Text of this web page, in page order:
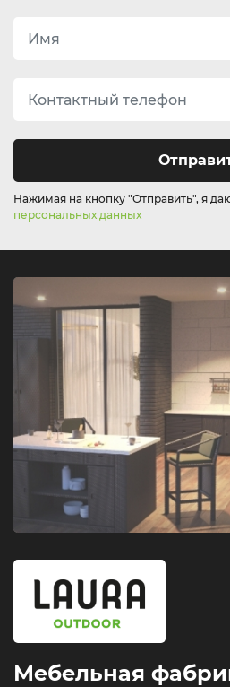
Нажимая на кнопку "Отправить", я
персональных данных
Мебельная